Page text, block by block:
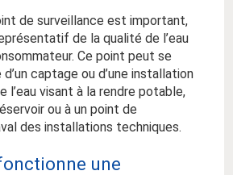
de surveillance est important,
de la qualité de l’eau
Ce point peut se
captage ou d’une installation
l’eau visant à la rendre potable,
ou à un point de
des installations techniques.
une